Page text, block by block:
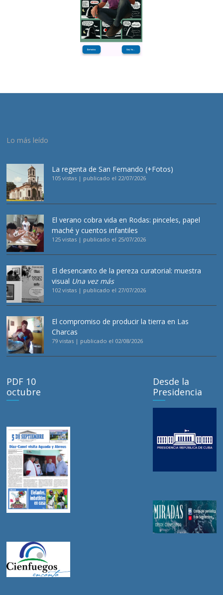
Lo más leído
La regenta de San Fernando (+Fotos)
105 vistas | publicado el 22/07/2026
El verano cobra vida en Rodas: pinceles, papel
maché y cuentos infantiles
125 vistas | publicado el 25/07/2026
El desencanto de la pereza curatorial: muestra
visual Una vez más
102 vistas | publicado el 27/07/2026
El compromiso de producir la tierra en Las
Charcas
79 vistas | publicado el 02/08/2026
PDF 10
octubre
Desde la
Presidencia